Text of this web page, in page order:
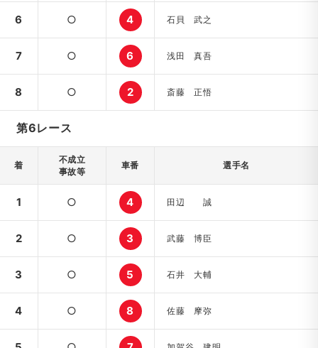
6 ○ 4 石貝 武之
7 ○ 6 浅田 真吾
8 ○ 2 斎藤 正悟
第6レース
着
不成立
事故等
車番 選手名
1 ○ 4 田辺 誠
2 ○ 3 武藤 博臣
3 ○ 5 石井 大輔
4 ○ 8 佐藤 摩弥